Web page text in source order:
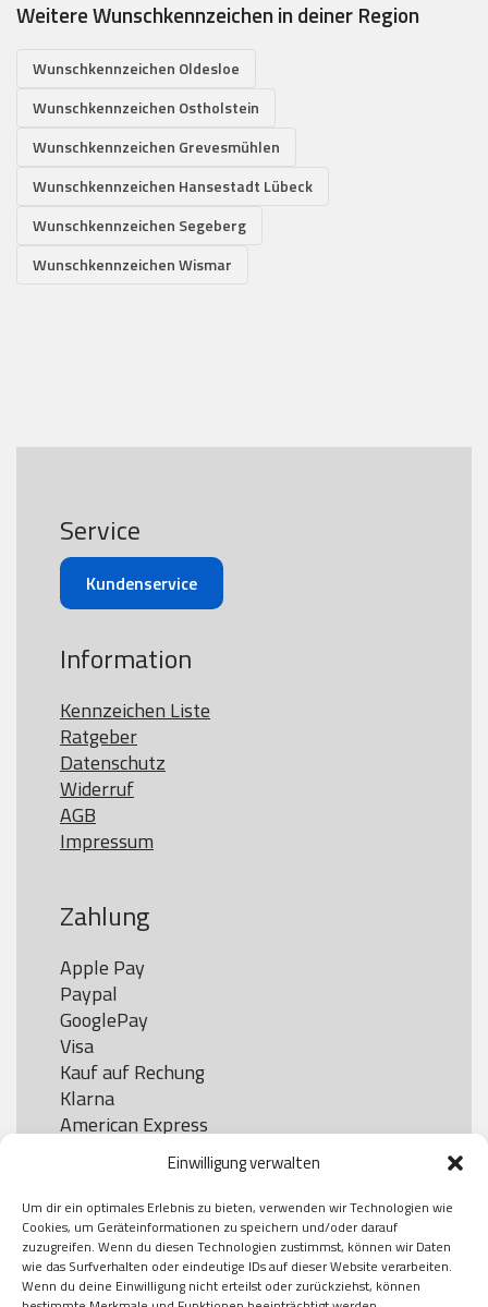
Einwilligung verwalten
Um dir ein optimales Erlebnis zu bieten, verwenden wir Technologien wie
Cookies, um Geräteinformationen zu speichern und/oder darauf
zuzugreifen. Wenn du diesen Technologien zustimmst, können wir Daten
wie das Surfverhalten oder eindeutige IDs auf dieser Website verarbeiten.
Wenn du deine Einwilligung nicht erteilst oder zurückziehst, können
Weitere Wunschkennzeichen in deiner Region
Wunschkennzeichen Oldesloe
Wunschkennzeichen Ostholstein
Wunschkennzeichen Grevesmühlen
Wunschkennzeichen Hansestadt Lübeck
Wunschkennzeichen Segeberg
Wunschkennzeichen Wismar
Service
Kundenservice
Information
Kennzeichen Liste
Ratgeber
Datenschutz
Widerruf
AGB
Impressum
Zahlung
Apple Pay
Paypal
GooglePay
Visa
Kauf auf Rechung
Klarna
American Express
Versand
DHL